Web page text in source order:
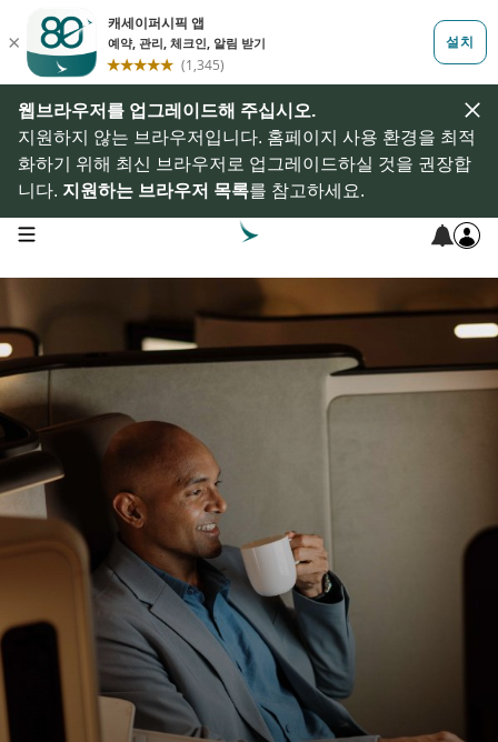
웹브라우저를 업그레이드해 주십시오.
지원하지 않는 브라우저입니다. 홈페이지 사용 환경을 최적
화하기 위해 최신 브라우저로 업그레이드하실 것을 권장합
니다. 지원하는 브라우저 목록를 참고하세요.
open navigation menu